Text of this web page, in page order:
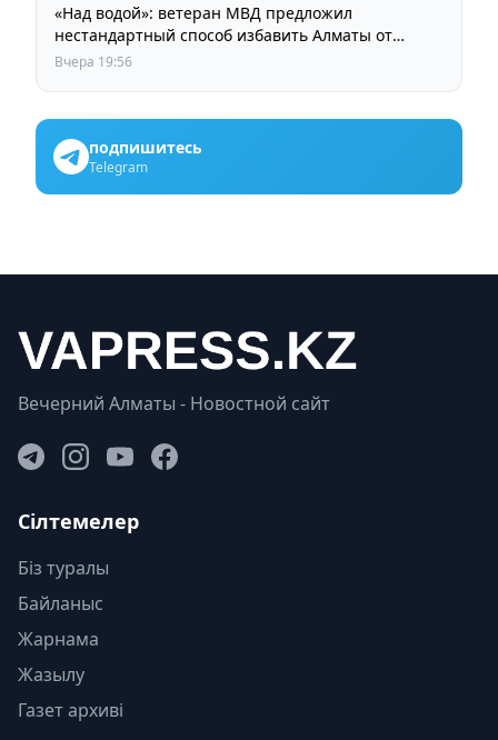
«Над водой»: ветеран МВД предложил
нестандартный способ избавить Алматы от
пробок и смога
Вчера 19:56
подпишитесь
Telegram
Вечерний Алматы - Новостной сайт
Сілтемелер
Біз туралы
Байланыс
Жарнама
Жазылу
Газет архиві